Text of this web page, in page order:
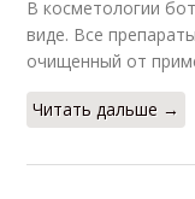
В косметологии
виде. Все
очищенный от
Читать дальше →